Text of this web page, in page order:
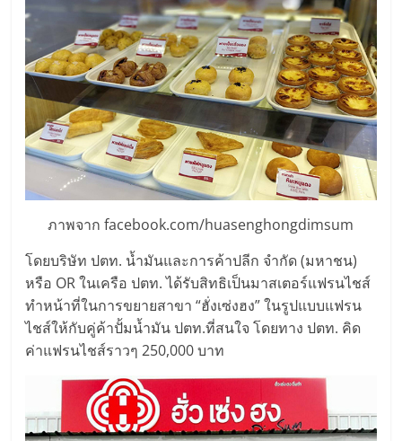
ฟรี,
บริการ
พัฒนา
ระบบ
แฟ
รน
ไชส์"
"ศูนย์
ธุรกิจ
SME
ภาพจาก facebook.com/huasenghongdimsum
โดยบริษัท ปตท. น้ำมันและการค้าปลีก จำกัด (มหาชน)
หรือ OR ในเครือ ปตท. ได้รับสิทธิเป็นมาสเตอร์แฟรนไชส์
ทำหน้าที่ในการขยายสาขา “ฮั่งเซ่งฮง” ในรูปแบบแฟรน
ไชส์ให้กับคู่ค้าปั้มน้ำมัน ปตท.ที่สนใจ โดยทาง ปตท. คิด
ค่าแฟรนไชส์ราวๆ 250,000 บาท